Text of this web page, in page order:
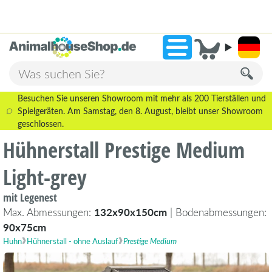
»2.238 Bewertungen!
Besuchen Sie unseren Showroom mit mehr als 200 Tierställen und
Spielgeräten. Am Samstag, den 8. August, bleibt unser Showroom
geschlossen.
Hühnerstall Prestige Medium
Light-grey
mit Legenest
Max. Abmessungen: 132x90x150cm | Bodenabmessungen:
90x75cm
Huhn Hühnerstall - ohne Auslauf Prestige Medium